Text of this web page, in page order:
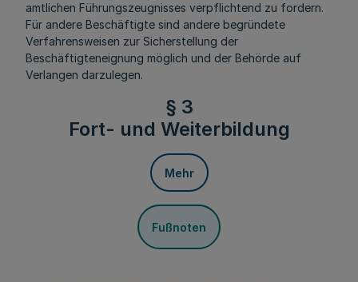
amtlichen Führungszeugnisses verpflichtend zu fordern.
Für andere Beschäftigte sind andere begründete
Verfahrensweisen zur Sicherstellung der
Beschäftigteneignung möglich und der Behörde auf
Verlangen darzulegen.
§ 3
Fort- und Weiterbildung
Mehr
Fußnoten